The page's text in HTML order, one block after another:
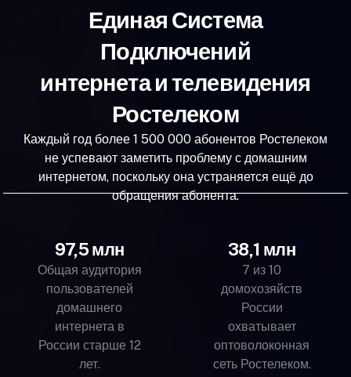
Единая Система
Подключений
интернета и телевидения
Ростелеком
Каждый год более 1 500 000 абонентов Ростелеком
не успевают заметить проблему с домашним
интернетом, поскольку она устраняется ещё до
обращения абонента.
97,5 млн
Общая аудитория
пользователей
домашнего
интернета в
России старше 12
лет.
38,1 млн
7 из 10
домохозяйств
России
охватывает
оптоволоконная
сеть Ростелеком.